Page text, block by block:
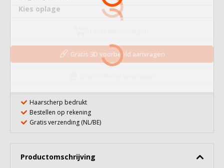
Kies oplage
Gratis 3D voorbeeld aanvragen
Haarscherp bedrukt
Bestellen op rekening
Gratis verzending (NL/BE)
Productomschrijving